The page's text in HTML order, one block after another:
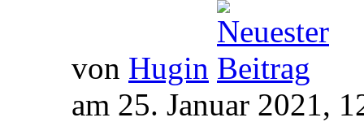
von Hugin
am 25. Januar 2021,